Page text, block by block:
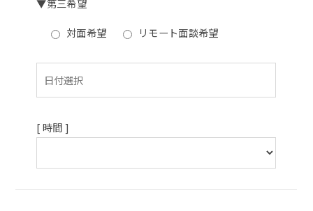
▼第三希望
対面希望 リモート面談希望
[ 時間 ]